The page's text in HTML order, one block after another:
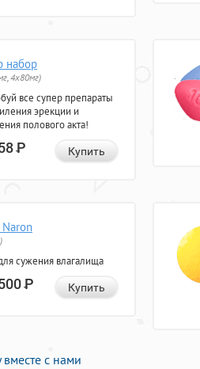
набор
4х80мг)
все супер препараты
эрекции и
полового акта!
Р Купить
сужения влагалища
Р Купить
с нами